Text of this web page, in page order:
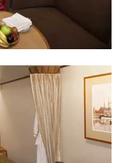
海上巡航
海上巡航
劳德代尔堡